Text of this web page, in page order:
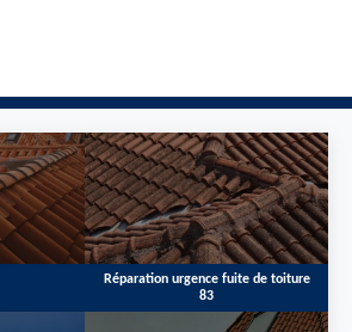
Réparation urgence fuite de toiture
83